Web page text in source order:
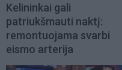
Kelininkai gali
patriukšmauti naktį:
remontuojama svarbi
eismo arterija